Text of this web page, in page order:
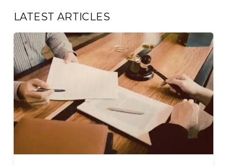
LATEST ARTICLES